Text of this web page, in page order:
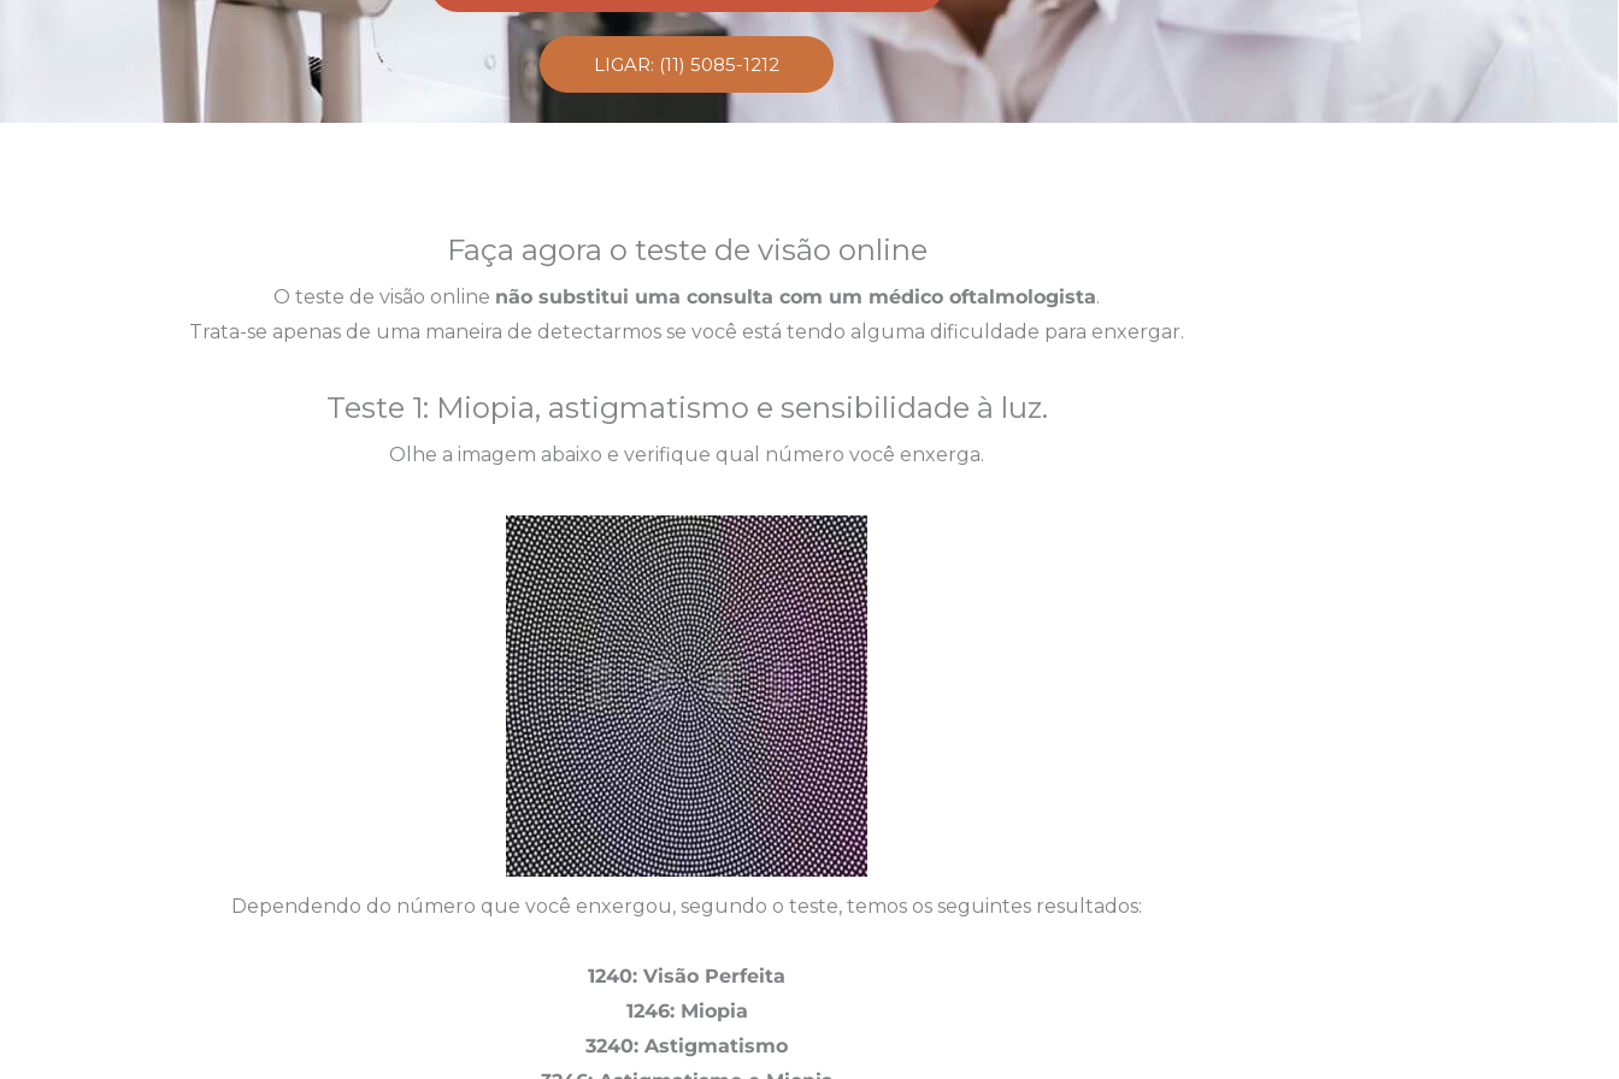
LIGAR: (11) 5085-1212
Faça agora o teste de visão online
O teste de visão online não substitui uma consulta com um médico oftalmologista.
Trata-se apenas de uma maneira de detectarmos se você está tendo alguma dificuldade para enxergar.
Teste 1: Miopia, astigmatismo e sensibilidade à luz.
Olhe a imagem abaixo e verifique qual número você enxerga.
Dependendo do número que você enxergou, segundo o teste, temos os seguintes resultados:
1240: Visão Perfeita
1246: Miopia
3240: Astigmatismo